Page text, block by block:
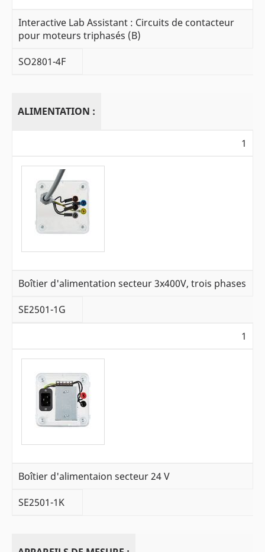
Interactive Lab Assistant : Circuits de contacteur
pour moteurs triphasés (B)
SO2801-4F
ALIMENTATION :
1
Boîtier d'alimentation secteur 3x400V, trois phases
SE2501-1G
1
Boîtier d'alimentaion secteur 24 V
SE2501-1K